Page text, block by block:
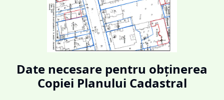
Date necesare pentru obținerea
Copiei Planului Cadastral